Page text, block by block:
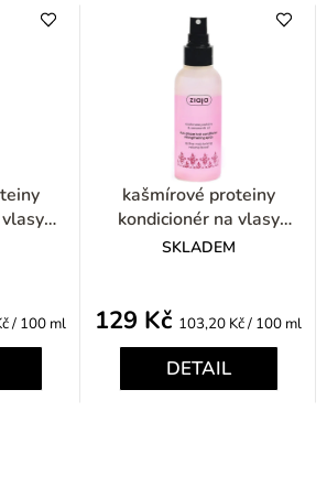
125ml
/ 100 ml
kašmírové proteiny
kondicionér na vlasy
dvoufázový ve spreji 125ml
SKLADEM
129 Kč Měrná
cena:
103,20 Kč / 100 ml
DETAIL